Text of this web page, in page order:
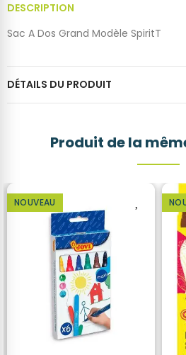
DESCRIPTION
Sac A Dos Grand Modèle SpiritT
DÉTAILS DU PRODUIT
Produit de la
NOUVEAU